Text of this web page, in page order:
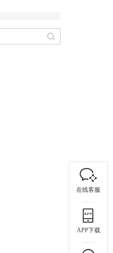
在线客服
APP下载